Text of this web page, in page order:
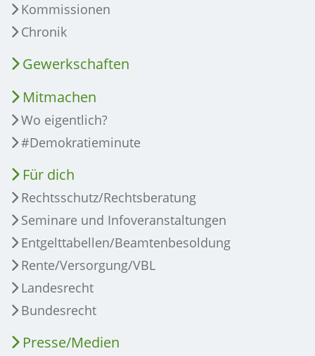
Kommissionen
Chronik
Gewerkschaften
Mitmachen
Wo eigentlich?
#Demokratieminute
Für dich
Rechtsschutz/Rechtsberatung
Seminare und Infoveranstaltungen
Entgelttabellen/Beamtenbesoldung
Rente/Versorgung/VBL
Landesrecht
Bundesrecht
Presse/Medien